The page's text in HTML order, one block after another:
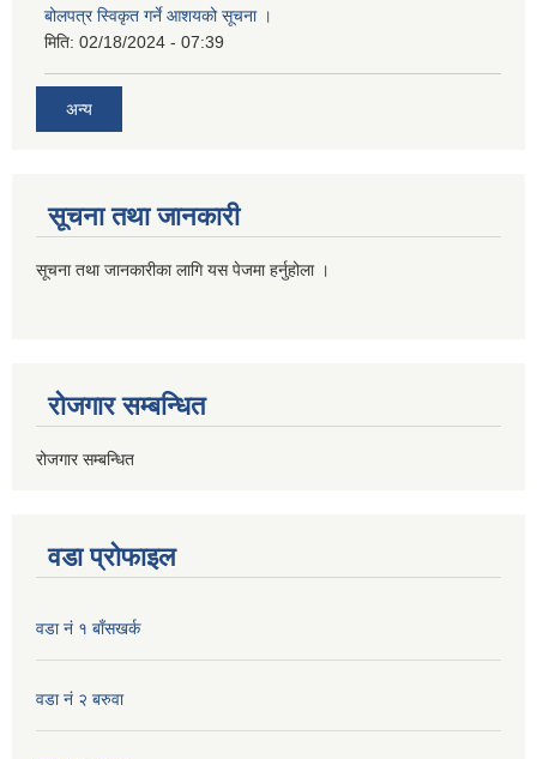
बोलपत्र स्विकृत गर्ने आशयको सूचना ।
मिति: 02/18/2024 - 07:39
अन्य
सूचना तथा जानकारी
सूचना तथा जानकारीका लागि यस पेजमा हर्नुहोला ।
रोजगार सम्बन्धित
रोजगार सम्बन्धित
वडा प्रोफाइल
वडा नं १ बाँसखर्क
वडा नं २ बरुवा